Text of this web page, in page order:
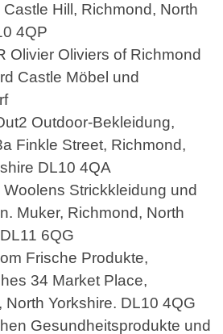
Hill, Richmond, North
4QP
Olivier Oliviers of Richmond
Castle Möbel und
Outdoor-Bekleidung,
Finkle Street, Richmond,
DL10 4QA
Strickkleidung und
Muker, Richmond, North
6QG
Frische Produkte,
34 Market Place,
North Yorkshire. DL10 4QG
Gesundheitsprodukte und